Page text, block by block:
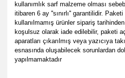
kullanımlık sarf malzeme olması
itibaren 6 ay ''sınırlı'' garantilidir.
kullanılmamış ürünler sipariş
koşulsuz olarak iade edilebilir, paketi
aparatları çıkarılmış veya yazıcıya
esnasında oluşabilecek sorunlardan
yapılmamaktadır